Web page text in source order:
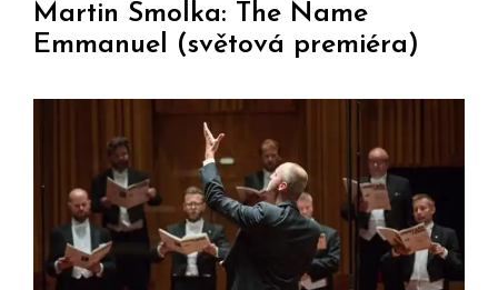
Martin Smolka: The Name
Emmanuel (světová premiéra)